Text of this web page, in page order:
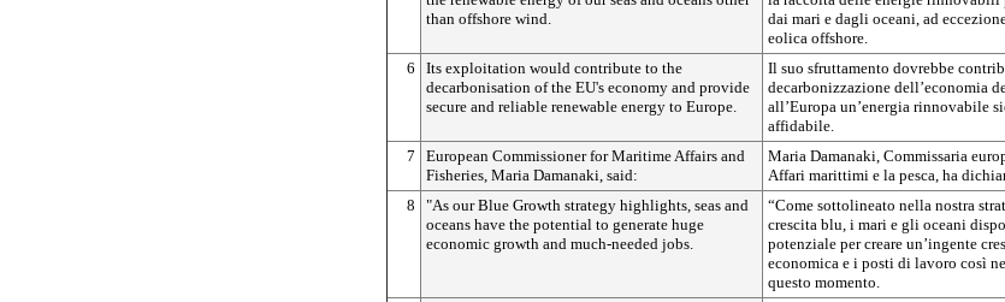
than offshore wind.
dai mari e dagli oceani, ad
eolica offshore.
6
Its exploitation would contribute to the
decarbonisation of the EU's economy and provide
secure and reliable renewable energy to Europe.
Il suo sfruttamento dovrebbe
decarbonizzazione dell’economia
all’Europa un’energia rinnovabile
affidabile.
7
European Commissioner for Maritime Affairs and
Fisheries, Maria Damanaki, said:
Maria Damanaki, Commissaria
Affari marittimi e la pesca, ha
8
"As our Blue Growth strategy highlights, seas and
oceans have the potential to generate huge
economic growth and much-needed jobs.
“Come sottolineato nella nostra
crescita blu, i mari e gli oceani
potenziale per creare un’ingente
economica e i posti di lavoro così
questo momento.